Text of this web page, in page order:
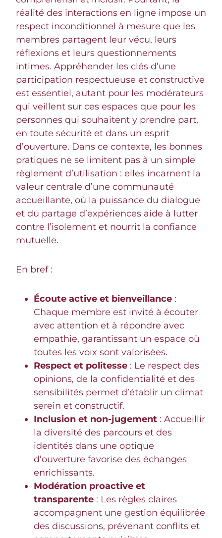
réalité des interactions en ligne impose un
respect inconditionnel à mesure que les
membres partagent leur vécu, leurs
réflexions et leurs questionnements
intimes. Appréhender les clés d’une
participation respectueuse et constructive
est essentiel, autant pour les modérateurs
qui veillent sur ces espaces que pour les
personnes qui souhaitent y prendre part,
en toute sécurité et dans un esprit
d’ouverture. Dans ce contexte, les bonnes
pratiques ne se limitent pas à un simple
règlement d’utilisation : elles incarnent la
valeur centrale d’une communauté
accueillante, où la puissance du dialogue
et du partage d’expériences aide à lutter
contre l’isolement et nourrit la confiance
mutuelle.
En bref :
Écoute active et bienveillance :
Chaque membre est invité à écouter
avec attention et à répondre avec
empathie, garantissant un espace où
toutes les voix sont valorisées.
Respect et politesse : Le respect des
opinions, de la confidentialité et des
sensibilités permet d’établir un climat
serein et constructif.
Inclusion et non-jugement : Accueillir
la diversité des parcours et des
identités dans une optique
d’ouverture favorise des échanges
enrichissants.
Modération proactive et
transparente : Les règles claires
accompagnent une gestion équilibrée
des discussions, prévenant conflits et